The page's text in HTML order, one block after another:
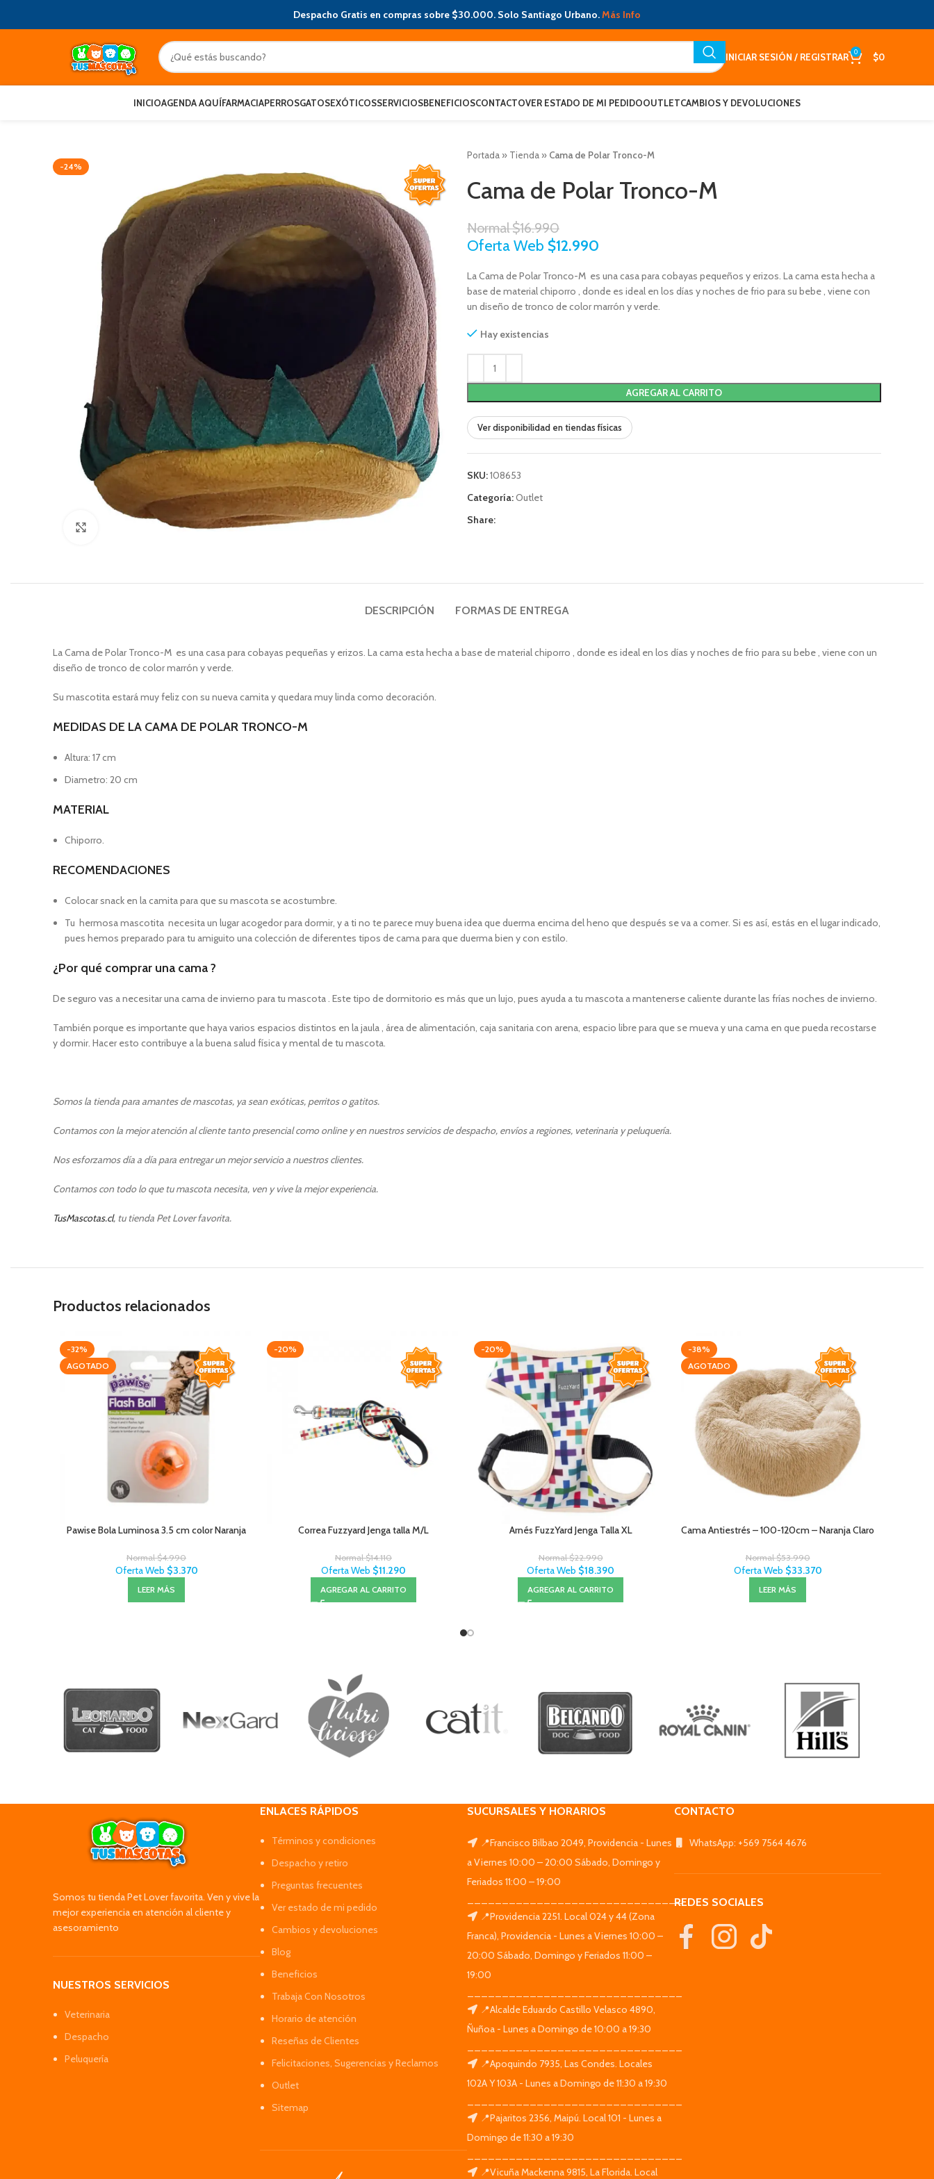
Despacho Gratis en compras sobre $30.000. Solo Santiago Urbano.Más Info
INICIAR SESIÓN / REGISTRAR 0 $0
INICIOAGENDA AQUÍFARMACIAPERROSGATOSEXÓTICOSSERVICIOSBENEFICIOSCONTACTOVER ESTADO DE MI PEDIDOOUTLETCAMBIOS Y DEVOLUCIONES
-24%
Portada » Tienda » Cama de Polar Tronco-M
Cama de Polar Tronco-M
Normal$16.990
Oferta Web $12.990
La Cama de Polar Tronco-M es una casa para cobayas pequeños y erizos. La cama esta hecha a
base de material chiporro , donde es ideal en los días y noches de frio para su bebe , viene con
un diseño de tronco de color marrón y verde.
Hay existencias
AGREGAR AL CARRITO
Ver disponibilidad en tiendas físicas
SKU:108653
Categoría:Outlet
Share:
DESCRIPCIÓN FORMAS DE ENTREGA
La Cama de Polar Tronco-M es una casa para cobayas pequeñas y erizos. La cama esta hecha a base de material chiporro , donde es ideal en los días y noches de frio para su bebe , viene con un
diseño de tronco de color marrón y verde.
Su mascotita estará muy feliz con su nueva camita y quedara muy linda como decoración.
MEDIDAS DE LA CAMA DE POLAR TRONCO-M
Altura: 17 cm
Diametro: 20 cm
MATERIAL
Chiporro.
RECOMENDACIONES
Colocar snack en la camita para que su mascota se acostumbre.
Tu hermosa mascotita necesita un lugar acogedor para dormir, y a ti no te parece muy buena idea que duerma encima del heno que después se va a comer. Si es así, estás en el lugar indicado,
pues hemos preparado para tu amiguito una colección de diferentes tipos de cama para que duerma bien y con estilo.
¿Por qué comprar una cama ?
De seguro vas a necesitar una cama de invierno para tu mascota . Este tipo de dormitorio es más que un lujo, pues ayuda a tu mascota a mantenerse caliente durante las frías noches de invierno.
También porque es importante que haya varios espacios distintos en la jaula , área de alimentación, caja sanitaria con arena, espacio libre para que se mueva y una cama en que pueda recostarse
y dormir. Hacer esto contribuye a la buena salud física y mental de tu mascota.
Somos la tienda para amantes de mascotas, ya sean exóticas, perritos o gatitos.
Contamos con la mejor atención al cliente tanto presencial como online y en nuestros servicios de despacho, envíos a regiones, veterinaria y peluquería.
Nos esforzamos día a día para entregar un mejor servicio a nuestros clientes.
Contamos con todo lo que tu mascota necesita, ven y vive la mejor experiencia.
TusMascotas.cl, tu tienda Pet Lover favorita.
Productos relacionados
-32%
AGOTADO
Pawise Bola Luminosa 3.5 cm color Naranja
Normal$4.990
Oferta Web $3.370
LEER MÁS
-20%
Correa Fuzzyard Jenga talla M/L
Normal$14.110
Oferta Web $11.290
AGREGAR AL CARRITO
-20%
Arnés FuzzYard Jenga Talla XL
Normal$22.990
Oferta Web $18.390
AGREGAR AL CARRITO
-38%
AGOTADO
Cama Antiestrés – 100-120cm – Naranja Claro
Normal$53.990
Oferta Web $33.370
LEER MÁS
Somos tu tienda Pet Lover favorita. Ven y vive la
mejor experiencia en atención al cliente y
asesoramiento
NUESTROS SERVICIOS
Veterinaria
Despacho
Peluquería
ENLACES RÁPIDOS
Términos y condiciones
Despacho y retiro
Preguntas frecuentes
Ver estado de mi pedido
Cambios y devoluciones
Blog
Beneficios
Trabaja Con Nosotros
Horario de atención
Reseñas de Clientes
Felicitaciones, Sugerencias y Reclamos
Outlet
Sitemap
SUCURSALES Y HORARIOS
📍Francisco Bilbao 2049, Providencia - Lunes
a Viernes 10:00 – 20:00 Sábado, Domingo y
Feriados 11:00 – 19:00
_______________________________
📍Providencia 2251. Local 024 y 44 (Zona
Franca), Providencia - Lunes a Viernes 10:00 –
20:00 Sábado, Domingo y Feriados 11:00 –
19:00
📍Alcalde Eduardo Castillo Velasco 4890,
Ñuñoa - Lunes a Domingo de 10:00 a 19:30
📍Apoquindo 7935, Las Condes. Locales
102A Y 103A - Lunes a Domingo de 11:30 a 19:30
📍Pajaritos 2356, Maipú. Local 101 - Lunes a
Domingo de 11:30 a 19:30
📍Vicuña Mackenna 9815, La Florida. Local
CONTACTO
WhatsApp: +569 7564 4676
REDES SOCIALES